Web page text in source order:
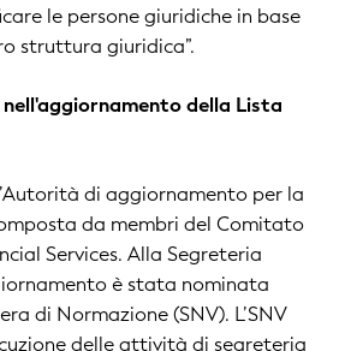
le persone giuridiche in base
struttura giuridica”.
nell'aggiornamento della Lista
di aggiornamento per la
da membri del Comitato
Services. Alla Segreteria
è stata nominata
di Normazione (SNV). L’SNV
delle attività di segreteria